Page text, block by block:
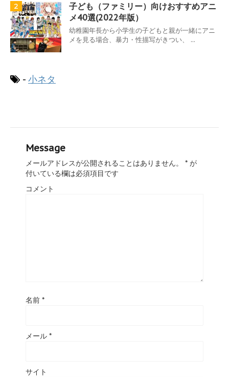
2
子ども（ファミリー）向けおすすめアニ
メ40選(2022年版）
幼稚園年長から小学生の子どもと親が一緒にアニ
メを見る場合、暴力・性描写がきつい、 ...
- 小ネタ
Message
メールアドレスが公開されることはありません。 * が
付いている欄は必須項目です
コメント
名前 *
メール *
サイト